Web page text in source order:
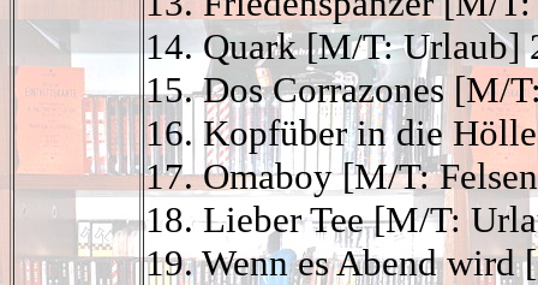
14. Quark [M/T: Urlaub]
15. Dos Corrazones [M/
16. Kopfüber in die
17. Omaboy[M/T:
18. Lieber Tee [M/T:
19. Wenn es Abend